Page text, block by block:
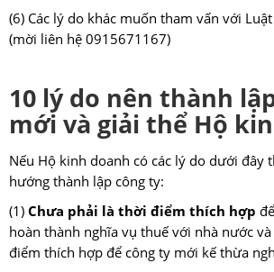
(6) Các lý do khác muốn tham vấn với
(mời liên hệ 0915671167)
10 lý do nên thành
mới và giải thể Hộ
Nếu Hộ kinh doanh có các lý do dưới đây
hướng thành lập công ty:
(1)Chưa phải là thời điểm thích hợp
hoàn thành nghĩa vụ thuế với nhà nước
điểm thích hợp để công ty mới kế thừa